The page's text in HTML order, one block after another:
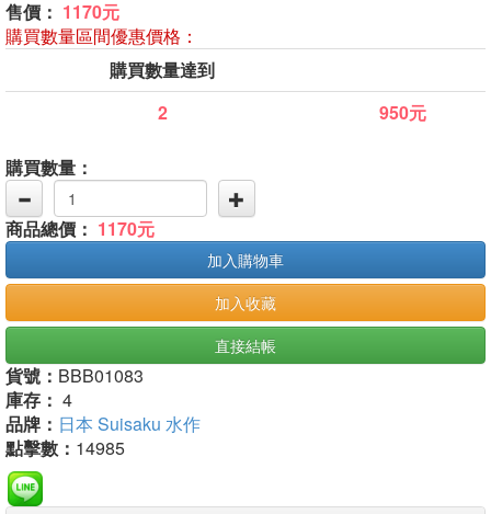
售價： 1170元
購買數量區間優惠價格：
購買數量達到
2
950元
購買數量：
商品總價： 1170元
加入購物車
加入收藏
直接結帳
貨號： BBB01083
庫存： 4
品牌： 日本 Suisaku 水作
點擊數： 14985